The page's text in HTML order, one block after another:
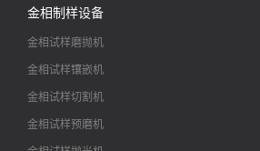
金相制样设备
金相试样磨抛机
金相试样镶嵌机
金相试样切割机
金相试样预磨机